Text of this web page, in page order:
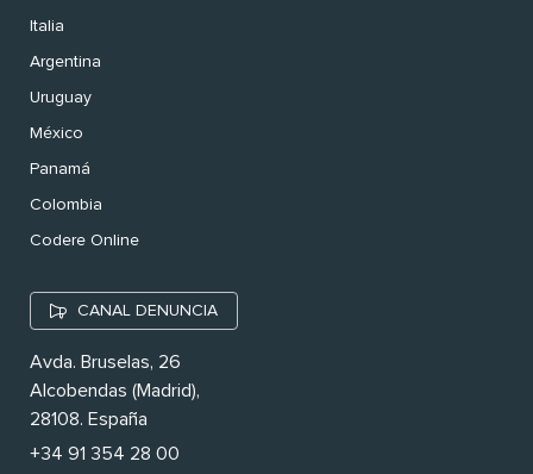
Italia
Argentina
Uruguay
México
Panamá
Colombia
Codere Online
CANAL DENUNCIA
Avda. Bruselas, 26
Alcobendas (Madrid),
28108. España
+34 91 354 28 00